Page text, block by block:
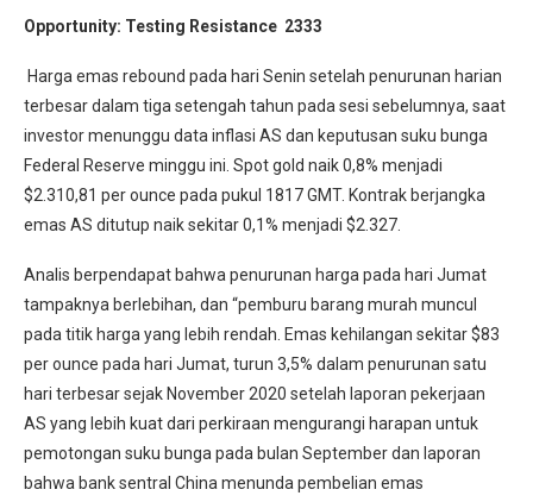
Opportunity: Testing Resistance 2333
Harga emas rebound pada hari Senin setelah penurunan harian
terbesar dalam tiga setengah tahun pada sesi sebelumnya, saat
investor menunggu data inflasi AS dan keputusan suku bunga
Federal Reserve minggu ini. Spot gold naik 0,8% menjadi
$2.310,81 per ounce pada pukul 1817 GMT. Kontrak berjangka
emas AS ditutup naik sekitar 0,1% menjadi $2.327.
Analis berpendapat bahwa penurunan harga pada hari Jumat
tampaknya berlebihan, dan “pemburu barang murah muncul
pada titik harga yang lebih rendah. Emas kehilangan sekitar $83
per ounce pada hari Jumat, turun 3,5% dalam penurunan satu
hari terbesar sejak November 2020 setelah laporan pekerjaan
AS yang lebih kuat dari perkiraan mengurangi harapan untuk
pemotongan suku bunga pada bulan September dan laporan
bahwa bank sentral China menunda pembelian emas